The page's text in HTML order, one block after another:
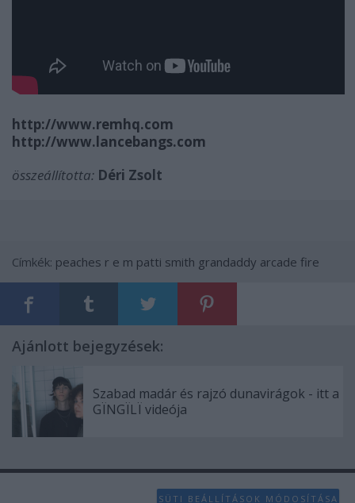
http://www.remhq.com
http://www.lancebangs.com
összeállította: Déri Zsolt
Címkék: peaches r e m patti smith grandaddy arcade fire
Ajánlott bejegyzések:
Szabad madár és rajzó dunavirágok - itt a
GÏNGÏLÏ videója
SÜTI BEÁLLÍTÁSOK MÓDOSÍTÁSA